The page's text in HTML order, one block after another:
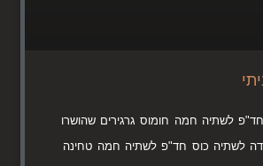
2 כוסות חד"פ לשתיה חמה חומוס גרגירים שהושרו
לשתיה כוס חד"פ לשתיה חמה טחינה